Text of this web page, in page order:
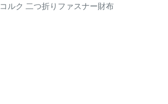
コルク 二つ折りファスナー財布